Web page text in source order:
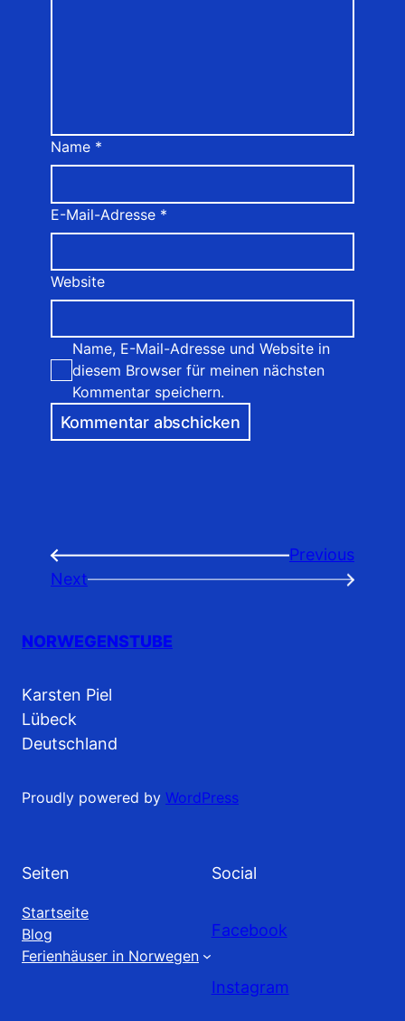
Name *
E-Mail-Adresse *
Website
Name, E-Mail-Adresse und Website in
diesem Browser für meinen nächsten
Kommentar speichern.
←
Previous
Next
→
NORWEGENSTUBE
Karsten Piel
Lübeck
Deutschland
Proudly powered by WordPress
Seiten
Startseite
Blog
Ferienhäuser in Norwegen
Social
Facebook
Instagram